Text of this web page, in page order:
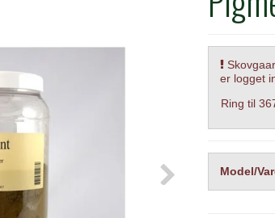
er logget
Ring til
Model/